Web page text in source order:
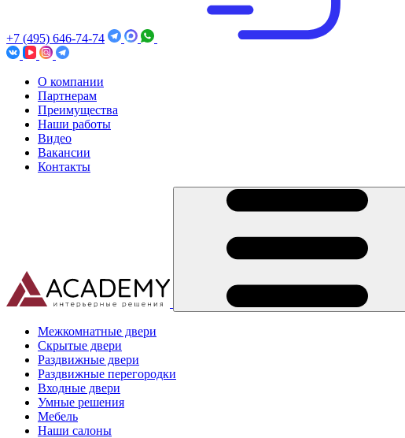
+7 (495) 646-74-74
О компании
Партнерам
Преимущества
Наши работы
Видео
Вакансии
Контакты
Межкомнатные двери
Скрытые двери
Раздвижные двери
Раздвижные перегородки
Входные двери
Умные решения
Мебель
Наши салоны